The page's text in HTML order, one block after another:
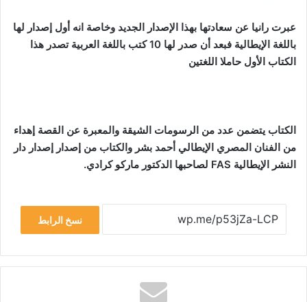
‏عبرت رانيا عن سعادتها بهذا الإصدار الجديد وخاصة انه أول إصدار لها
باللغة الإيطالية ‏فبعد أن صدر لها 10 كتب باللغة العربية تصدر هذا
الكتاب الأول حاملا اللغتين
الكتاب يتضمن عدد من الرسومات الشيقة والمعبرة عن القصة إهداء
من الفنان المصري الإيطالي أحمد بشر ‏والكتاب من إصدار إصدار دار
النشر الإيطالية FAS ‏لصاحبها الدكتور ماركو كرادي.
نسخ الرابط